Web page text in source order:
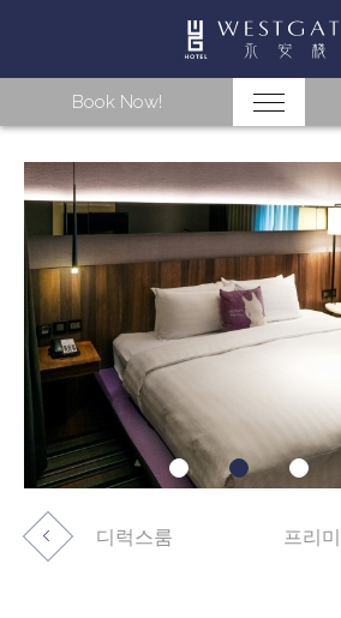
디럭스룸 프리
Book Now!